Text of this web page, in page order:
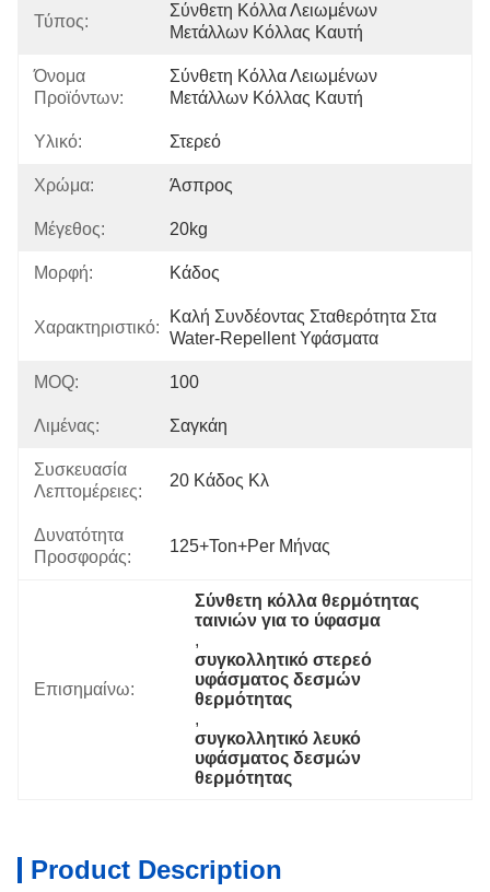
Τύπος:
Σύνθετη Κόλλα Λειωμένων
Μετάλλων Κόλλας Καυτή
Όνομα
Προϊόντων:
Σύνθετη Κόλλα Λειωμένων
Μετάλλων Κόλλας Καυτή
Υλικό: Στερεό
Χρώμα: Άσπρος
Μέγεθος: 20kg
Μορφή: Κάδος
Χαρακτηριστικό:
Καλή Συνδέοντας Σταθερότητα Στα
Water-Repellent Υφάσματα
MOQ: 100
Λιμένας: Σαγκάη
Συσκευασία
Λεπτομέρειες:
20 Κάδος Κλ
Δυνατότητα
Προσφοράς:
125+Ton+per Μήνας
Επισημαίνω:
Σύνθετη κόλλα θερμότητας
ταινιών για το ύφασμα
,
συγκολλητικό στερεό
υφάσματος δεσμών
θερμότητας
,
συγκολλητικό λευκό
υφάσματος δεσμών
θερμότητας
Product Description